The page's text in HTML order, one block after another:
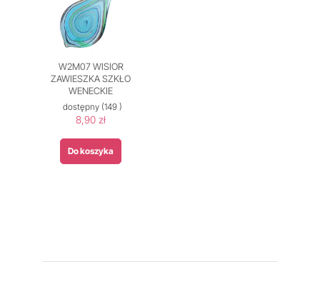
W2M07 WISIOR
ZAWIESZKA SZKŁO
WENECKIE
dostępny (149 )
8,90 zł
Do koszyka